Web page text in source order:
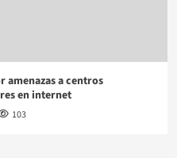
amenazas a centros
en internet
103